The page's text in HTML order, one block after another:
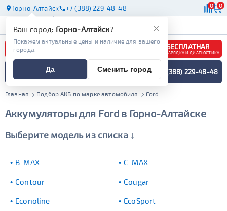
Горно-Алтайск +7 (388) 229-48-48 0 0
АКБ МАСЛА МАГАЗИНЫ
БЕСПЛАТНАЯ
ЗАРЯДКА И ДИАГНОСТИКА
ПОДБОР АККУМУЛЯТОРА
СПЕЦИАЛИСТОМ +7 (388) 229-48-48
Главная Подбор АКБ по марке автомобиля Ford
Аккумуляторы для Ford в Горно-Алтайске
Выберите модель из списка ↓
B-MAX C-MAX
Contour Cougar
Econoline EcoSport
×
Ваш город: Горно-Алтайск?
Покажем актуальные цены и наличие для вашего
города.
Да Сменить город